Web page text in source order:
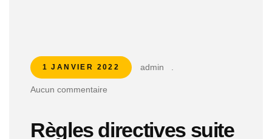
1 JANVIER 2022 admin .
Aucun commentaire
Règles directives suite